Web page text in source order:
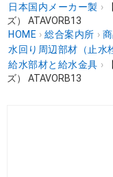
日本国内メーカー製 ›
ズ） ATAVORB13
HOME › 総合案内所 ›
水回り周辺部材（止水
給水部材と給水金具 ›
ズ） ATAVORB13